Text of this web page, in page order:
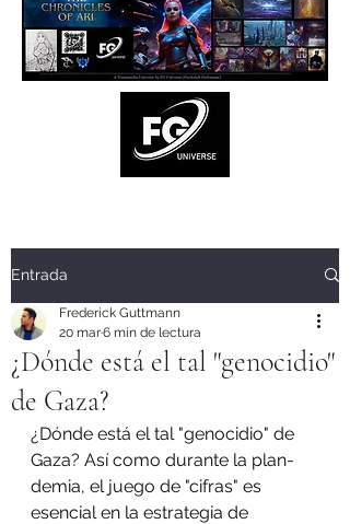
Entrada
¿Dónde está el tal "genocidio"
de Gaza?
Frederick Guttmann
20 mar6 min de lectura
¿Dónde está el tal "genocidio" de
Gaza? Así como durante la plan-
demia, el juego de "cifras" es
esencial en la estrategia de